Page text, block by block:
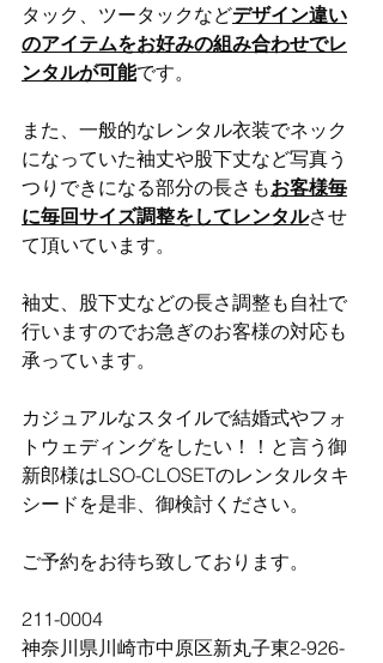
タック、ツータックなどデザイン違い
のアイテムをお好みの組み合わせでレ
ンタルが可能です。
また、一般的なレンタル衣装でネック
になっていた袖丈や股下丈など写真う
つりできになる部分の長さもお客様毎
に毎回サイズ調整をしてレンタルさせ
て頂いています。
袖丈、股下丈などの長さ調整も自社で
行いますのでお急ぎのお客様の対応も
承っています。
カジュアルなスタイルで結婚式やフォ
トウェディングをしたい！！と言う御
新郎様はLSO-CLOSETのレンタルタキ
シードを是非、御検討ください。
ご予約をお待ち致しております。
211-0004
神奈川県川崎市中原区新丸子東2-926-